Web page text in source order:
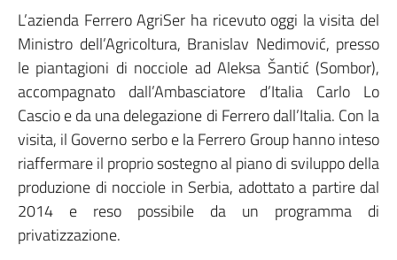
L’azienda Ferrero AgriSer ha ricevuto oggi la visita del
Ministro dell’Agricoltura, Branislav Nedimović, presso
le piantagioni di nocciole ad Aleksa Šantić (Sombor),
accompagnato dall’Ambasciatore d’Italia Carlo Lo
Cascio e da una delegazione di Ferrero dall’Italia. Con la
visita, il Governo serbo e la Ferrero Group hanno inteso
riaffermare il proprio sostegno al piano di sviluppo della
produzione di nocciole in Serbia, adottato a partire dal
2014 e reso possibile da un programma di
privatizzazione.